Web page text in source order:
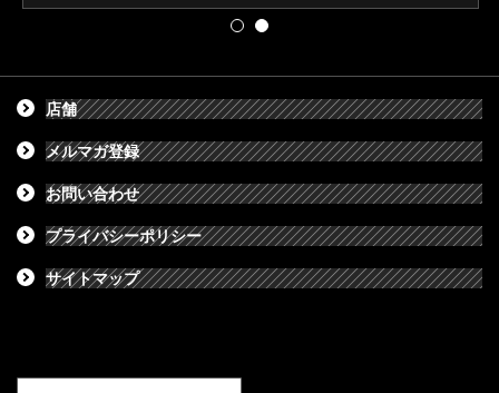
店舗
メルマガ登録
お問い合わせ
プライバシーポリシー
サイトマップ